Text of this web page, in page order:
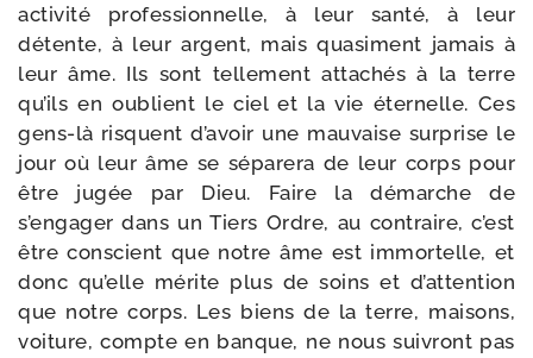
acti­vi­té pro­fes­sion­nelle, à leur san­té, à leur
détente, à leur argent, mais qua­si­ment jamais à
leur âme. Ils sont tel­le­ment atta­chés à la terre
qu’ils en oublient le ciel et la vie éter­nelle. Ces
gens-​là risquent d’avoir une mau­vaise sur­prise le
jour où leur âme se sépa­re­ra de leur corps pour
être jugée par Dieu. Faire la démarche de
s’engager dans un Tiers Ordre, au contraire, c’est
être conscient que notre âme est immor­telle, et
donc qu’elle mérite plus de soins et d’attention
que notre corps. Les biens de la terre, mai­sons,
voi­ture, compte en banque, ne nous sui­vront pas